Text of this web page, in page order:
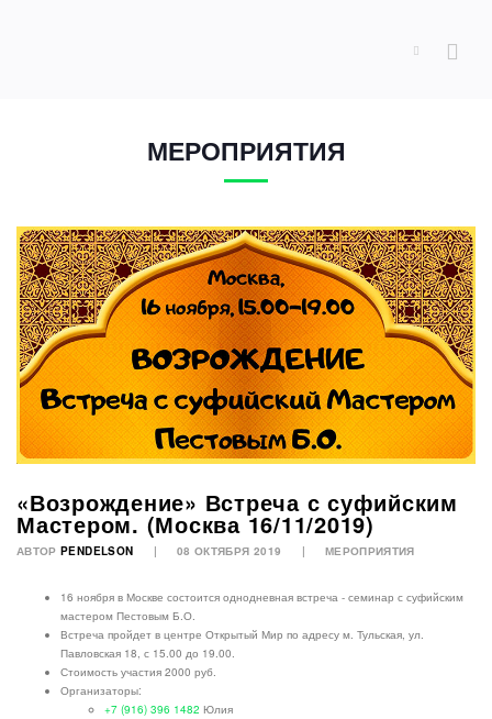
МЕРОПРИЯТИЯ
«Возрождение» Встреча с суфийским
Мастером. (Москва 16/11/2019)
АВТОРPENDELSON 08 ОКТЯБРЯ 2019 МЕРОПРИЯТИЯ
16 ноября в Москве состоится однодневная встреча - семинар с суфийским
мастером Пестовым Б.О.
Встреча пройдет в центре Открытый Мир по адресу м. Тульская, ул.
Павловская 18, с 15.00 до 19.00.
Стоимость участия 2000 руб.
Организаторы:
+7 (916) 396 1482 Юлия